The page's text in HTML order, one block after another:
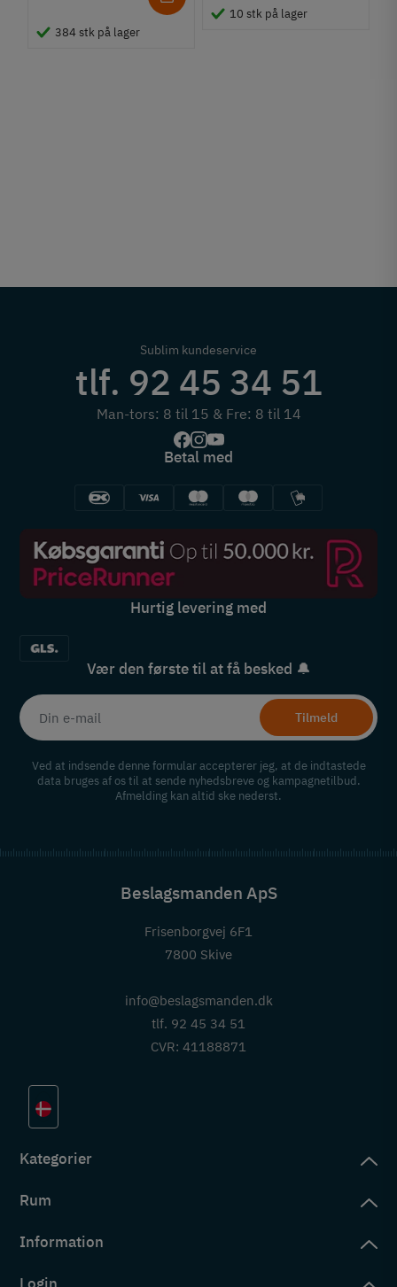
384 stk på lager
10 stk på lager
Sublim kundeservice
tlf. 92 45 34 51
Man-tors: 8 til 15 & Fre: 8 til 14
Betal med
Hurtig levering med
Vær den første til at få besked 🔔
Tilmeld
Ved at indsende denne formular accepterer jeg, at de indtastede
data bruges af os til at sende nyhedsbreve og kampagnetilbud.
Afmelding kan altid ske nederst.
Beslagsmanden ApS
Frisenborgvej 6F1
7800 Skive
info@beslagsmanden.dk
tlf. 92 45 34 51
CVR: 41188871
Kategorier
Rum
Information